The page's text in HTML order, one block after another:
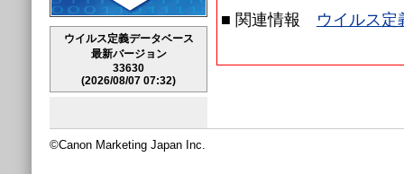
ウイルス定義データベース
最新バージョン
33630
(2026/08/07 07:32)
■ 関連情報 ウイルス定
©Canon Marketing Japan Inc.